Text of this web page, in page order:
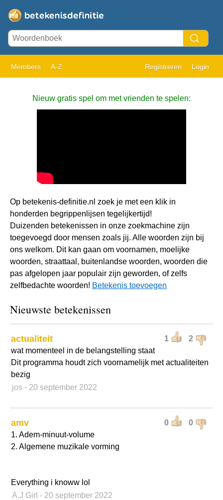
Members A-Z Registreren Login
Nieuw gratis spel om met vrienden te spelen:
Op betekenis-definitie.nl zoek je met een klik in
honderden begrippenlijsen tegelijkertijd!
Duizenden betekenissen in onze zoekmachine zijn
toegevoegd door mensen zoals jij. Alle woorden zijn bij
ons welkom. Dit kan gaan om voornamen, moelijke
woorden, straattaal, buitenlandse woorden, woorden die
pas afgelopen jaar populair zijn geworden, of zelfs
zelfbedachte woorden! Betekenis toevoegen
Nieuwste betekenissen
1 2
actualiteit
wat momenteel in de belangstelling staat
Dit programma houdt zich voornamelijk met actualiteiten
bezig
jos - 20 september 2022
0 0
amv
1. Adem-minuut-volume
2. Algemene muzikale vorming
Everything i knoww lol
A.J Girl - 20 september 2022